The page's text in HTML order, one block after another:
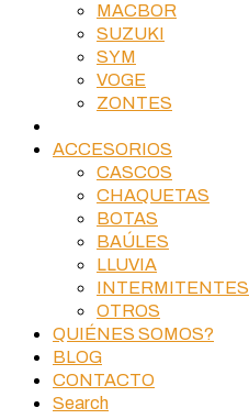
MACBOR
SUZUKI
SYM
VOGE
ZONTES
ACCESORIOS
CASCOS
CHAQUETAS
BOTAS
BAÚLES
LLUVIA
INTERMITENTES
OTROS
QUIÉNES SOMOS?
BLOG
CONTACTO
Search